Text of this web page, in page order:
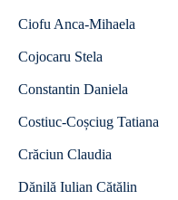
Ciofu Anca-Mihaela
Cojocaru Stela
Constantin Daniela
Costiuc-Coșciug Tatiana
Crăciun Claudia
Dănilă Iulian Cătălin